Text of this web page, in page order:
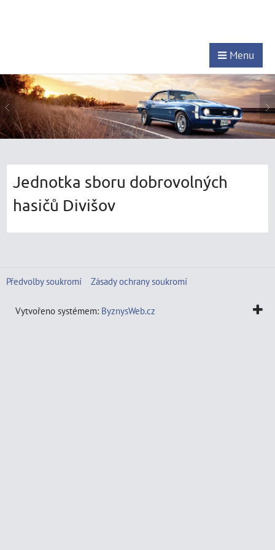
Menu
Jednotka sboru dobrovolných
hasičů Divišov
Předvolby soukromí Zásady ochrany soukromí
Vytvořeno systémem: ByznysWeb.cz